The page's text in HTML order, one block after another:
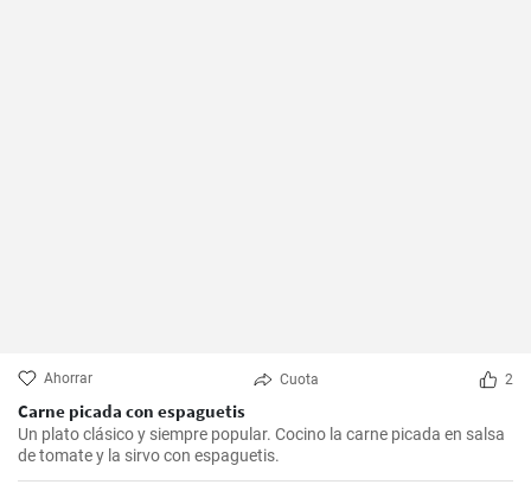
Ahorrar Cuota 2
Carne picada con espaguetis
Un plato clásico y siempre popular. Cocino la carne picada en salsa
de tomate y la sirvo con espaguetis.